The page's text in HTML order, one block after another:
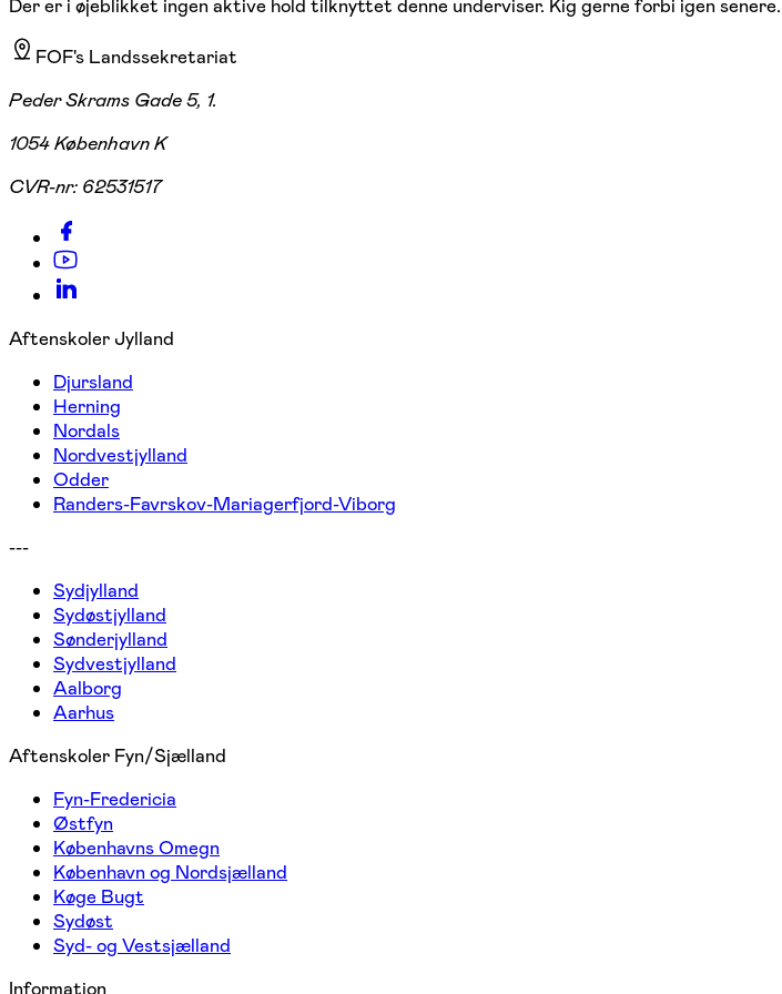
Der er i øjeblikket ingen aktive hold tilknyttet denne underviser. Kig gerne forbi igen senere.
FOF's Landssekretariat
Peder Skrams Gade 5, 1.
1054 København K
CVR-nr: 62531517
Aftenskoler Jylland
Djursland
Herning
Nordals
Nordvestjylland
Odder
Randers-Favrskov-Mariagerfjord-Viborg
---
Sydjylland
Sydøstjylland
Sønderjylland
Sydvestjylland
Aalborg
Aarhus
Aftenskoler Fyn/Sjælland
Fyn-Fredericia
Østfyn
Københavns Omegn
København og Nordsjælland
Køge Bugt
Sydøst
Syd- og Vestsjælland
Information